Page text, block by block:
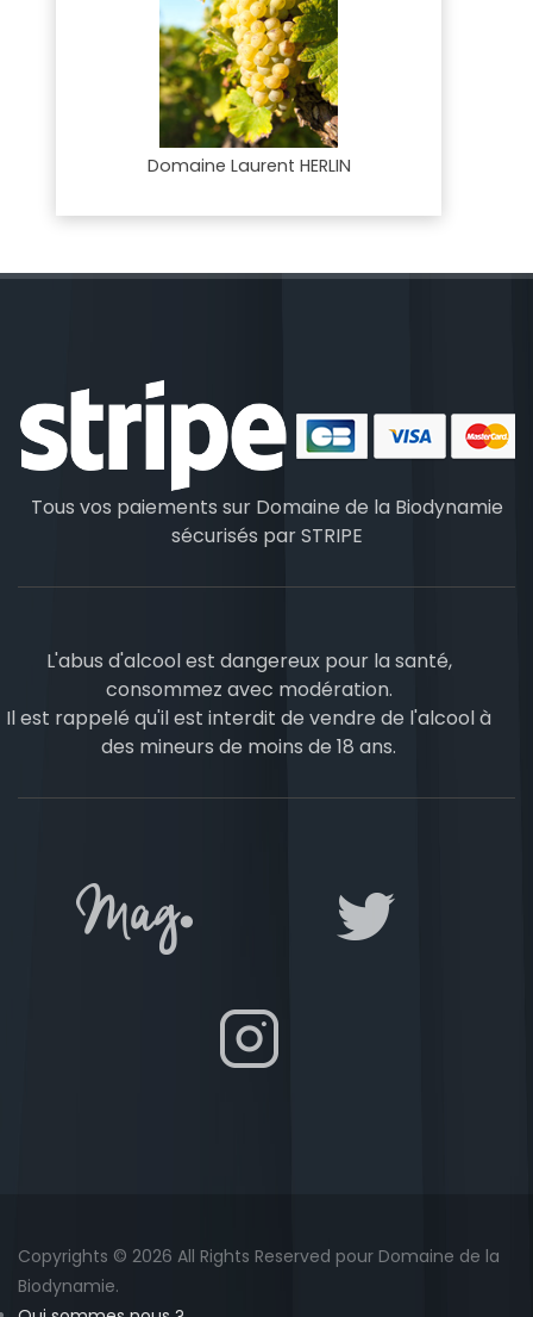
Domaine Laurent HERLIN
Tous vos paiements sur Domaine de la Biodynamie
sécurisés parSTRIPE
L'abus d'alcool est dangereux pour la santé,
consommez avec modération.
Il est rappelé qu'il est interdit de vendre de l'alcool à
des mineurs de moins de 18 ans.
Copyrights © 2026 All Rights Reserved pour Domaine de la
Biodynamie.